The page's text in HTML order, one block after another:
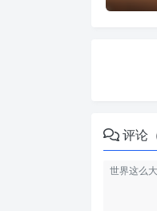
评论